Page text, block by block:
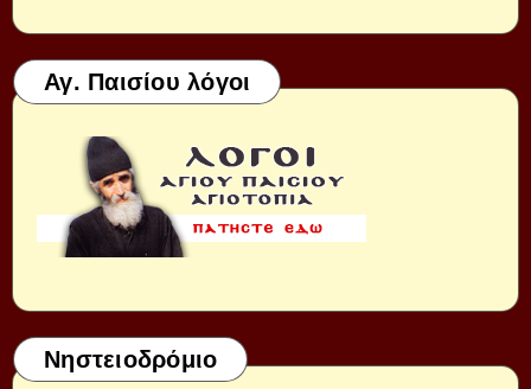
Αγ. Παισίου λόγοι
Νηστειοδρόμιο